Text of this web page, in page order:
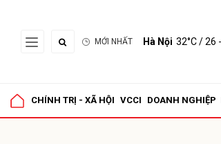
MỚI NHẤT Hà Nội 32°C/ 26
CHÍNH TRỊ - XÃ HỘI VCCI DOANH NGHIỆP